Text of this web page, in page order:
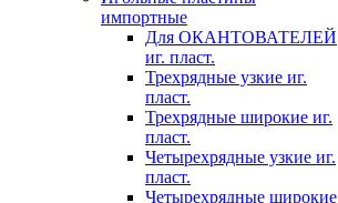
импортные
Для ОКАНТОВАТЕЛЕЙ
иг. пласт.
Трехрядные узкие иг.
пласт.
Трехрядные широкие иг.
пласт.
Четырехрядные узкие иг.
пласт.
Четырехрядные широкие